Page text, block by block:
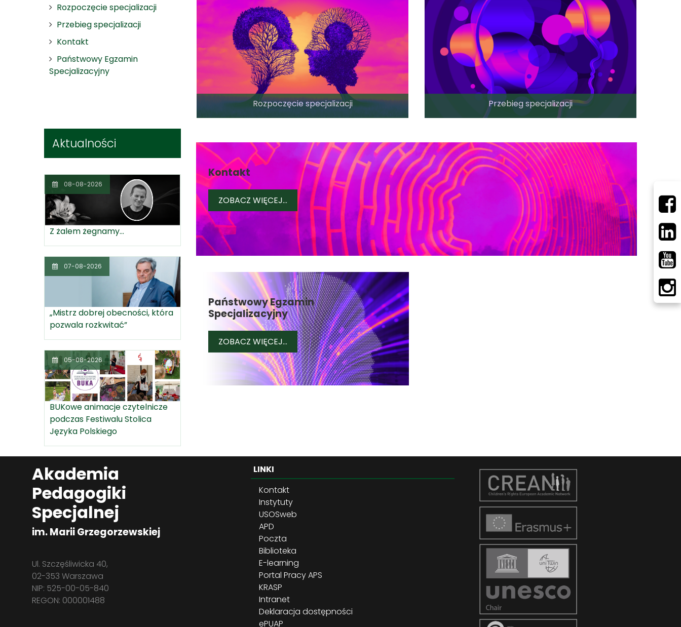
Rozpoczęcie specjalizacji
Przebieg specjalizacji
Kontakt
Państwowy Egzamin
Specjalizacyjny
Aktualności
08-08-2026
Z żalem żegnamy...
07-08-2026
„Mistrz dobrej obecności, która
pozwala rozkwitać”
05-08-2026
BUKowe animacje czytelnicze
podczas Festiwalu Stolica
Języka Polskiego
Rozpoczęcie specjalizacji Przebieg specjalizacji
Kontakt
ZOBACZ WIĘCEJ... KONTAKT
Państwowy Egzamin
Specjalizacyjny
ZOBACZ WIĘCEJ... PAŃSTWOWY EGZAMIN SPECJALIZACYJNY
Akademia
Pedagogiki
Specjalnej
im. Marii Grzegorzewskiej
Ul. Szczęśliwicka 40,
02-353 Warszawa
NIP: 525-00-05-840
REGON: 000001488
LINKI
Kontakt
Instytuty
USOSweb
APD
Poczta
Biblioteka
E-learning
Portal Pracy APS
KRASP
Intranet
Deklaracja dostępności
ePUAP